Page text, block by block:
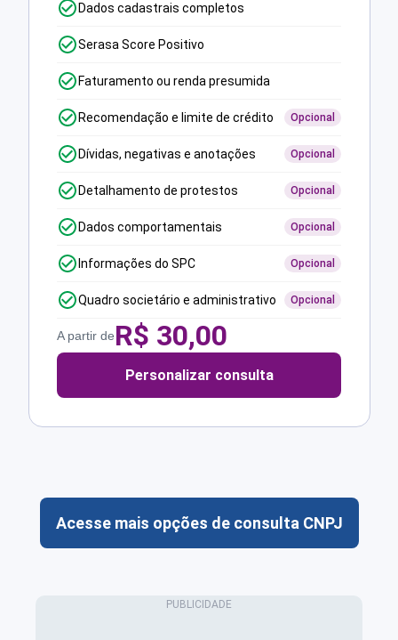
Dados cadastrais completos
Serasa Score Positivo
Faturamento ou renda presumida
Recomendação e limite de crédito Opcional
Dívidas, negativas e anotações Opcional
Detalhamento de protestos Opcional
Dados comportamentais Opcional
Informações do SPC Opcional
Quadro societário e administrativo Opcional
A partir deR$ 30,00
Personalizar consulta
Acesse mais opções de consulta CNPJ